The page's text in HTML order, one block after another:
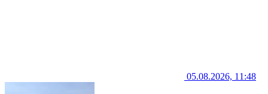
05.08.2026, 11:48